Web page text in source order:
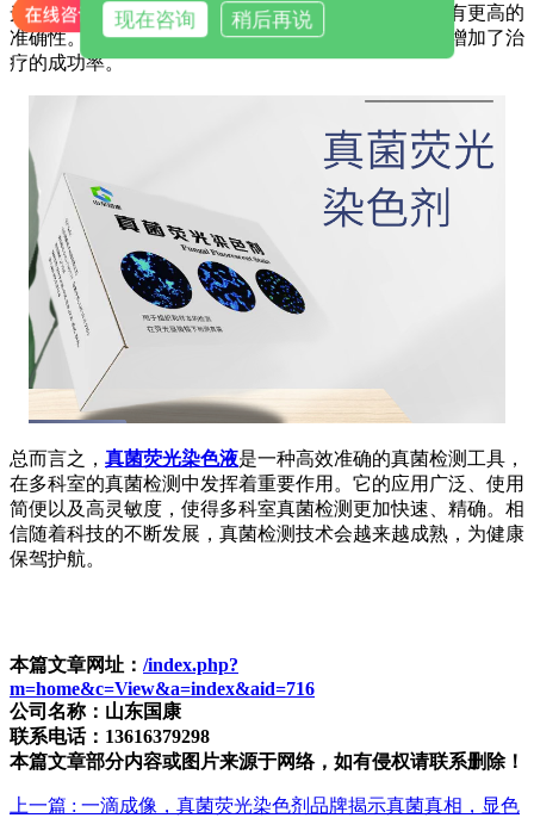
光染色液的结果可靠，与传统的真菌检测方法相比具有更高的
准确性。这使得科室在进行真菌检测时更加放心，也增加了治
疗的成功率。
总而言之， 真菌荧光染色液是一种高效准确的真菌检测工具，
在多科室的真菌检测中发挥着重要作用。它的应用广泛、使用
简便以及高灵敏度，使得多科室真菌检测更加快速、精确。相
信随着科技的不断发展，真菌检测技术会越来越成熟，为健康
保驾护航。
本篇文章网址： /index.php?
m=home&c=View&a=index&aid=716
公司名称：山东国康
联系电话：13616379298
本篇文章部分内容或图片来源于网络，如有侵权请联系删除！
上一篇 : 一滴成像，真菌荧光染色剂品牌揭示真菌真相，显色
现在咨询 稍后再说